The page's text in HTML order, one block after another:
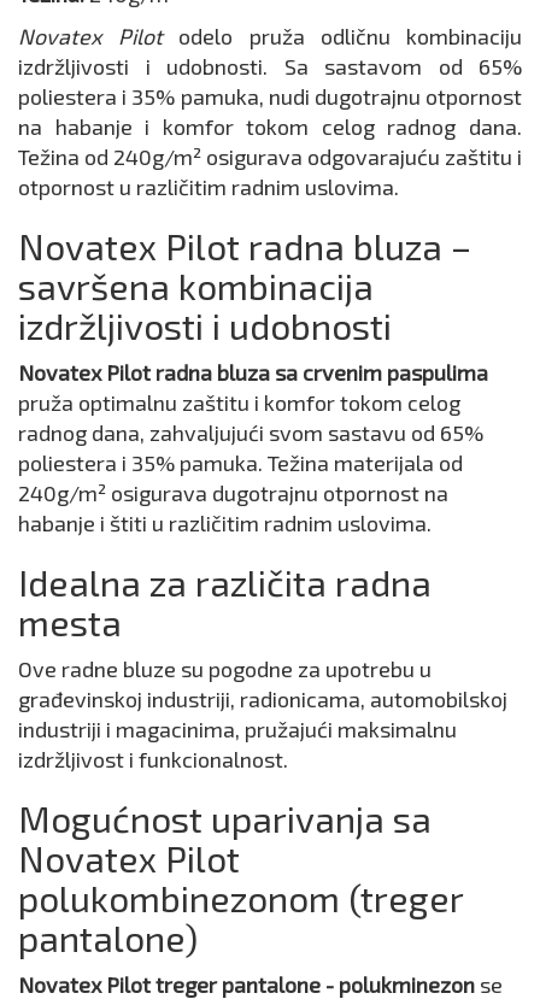
Novatex Pilotodelo pruža odličnu kombinaciju
izdržljivosti i udobnosti. Sa sastavom od 65%
poliestera i 35% pamuka, nudi dugotrajnu otpornost
na habanje i komfor tokom celog radnog dana.
Težina od 240g/m² osigurava odgovarajuću zaštitu i
otpornost u različitim radnim uslovima.
Novatex Pilot radna bluza –
savršena kombinacija
izdržljivosti i udobnosti
Novatex Pilot radna bluza sa crvenim paspulima
pruža optimalnu zaštitu i komfor tokom celog
radnog dana, zahvaljujući svom sastavu od 65%
poliestera i 35% pamuka. Težina materijala od
240g/m² osigurava dugotrajnu otpornost na
habanje i štiti u različitim radnim uslovima.
Idealna za različita radna
mesta
Ove radne bluze su pogodne za upotrebu u
građevinskoj industriji, radionicama, automobilskoj
industriji i magacinima, pružajući maksimalnu
izdržljivost i funkcionalnost.
Mogućnost uparivanja sa
Novatex Pilot
polukombinezonom (treger
pantalone)
Novatex Pilot treger pantalone - polukminezon se